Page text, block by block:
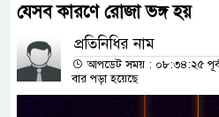
যেসব কারণে রোজা ভঙ্গ হয়
প্রতিনিধির নাম
আপডেট সময় : ০৮:৩৪:২৫
বার পড়া হয়েছে